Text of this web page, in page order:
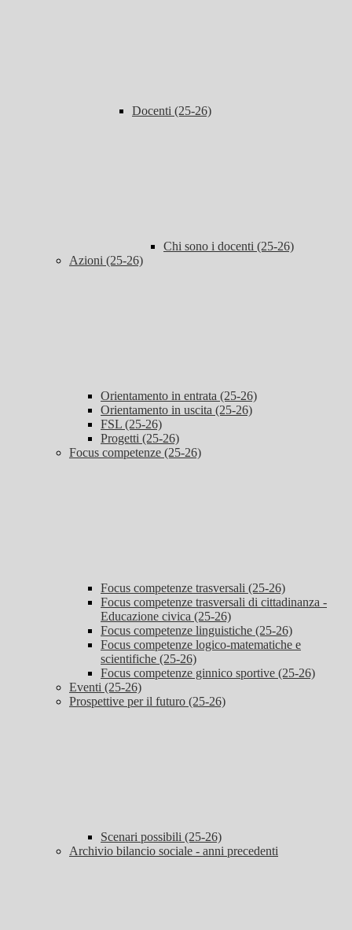
Docenti (25-26)
Chi sono i docenti (25-26)
Azioni (25-26)
Orientamento in entrata (25-26)
Orientamento in uscita (25-26)
FSL (25-26)
Progetti (25-26)
Focus competenze (25-26)
Focus competenze trasversali (25-26)
Focus competenze trasversali di cittadinanza -
Educazione civica (25-26)
Focus competenze linguistiche (25-26)
Focus competenze logico-matematiche e
scientifiche (25-26)
Focus competenze ginnico sportive (25-26)
Eventi (25-26)
Prospettive per il futuro (25-26)
Scenari possibili (25-26)
Archivio bilancio sociale - anni precedenti